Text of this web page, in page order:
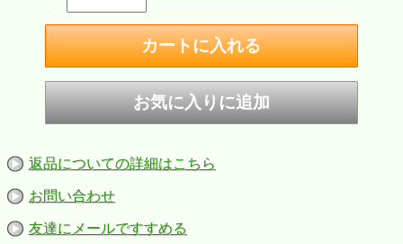
返品についての詳細はこちら
お問い合わせ
友達にメールですすめる